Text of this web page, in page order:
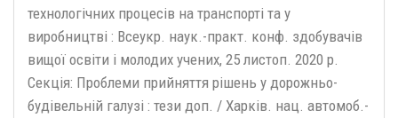
технологічних процесів на транспорті та у
виробництві : Всеукр. наук.-практ. конф. здобувачів
вищої освіти і молодих учених, 25 листоп. 2020 р.
Секція: Проблеми прийняття рішень у дорожньо-
будівельній галузі : тези доп. / Харків. нац. автомоб.-